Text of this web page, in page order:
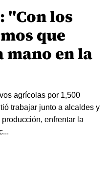
"Con los
que
en la
agrícolas por 1,500
trabajar junto a alcaldes y
enfrentar la